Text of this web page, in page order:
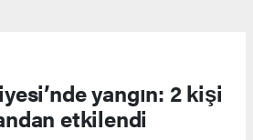
yangın: 2 kişi
etkilendi